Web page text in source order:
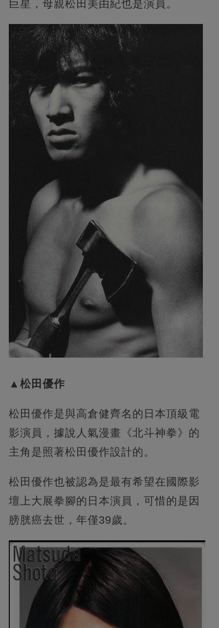
巨星，母親松田美由紀也是演員。
▲松田優作
松田優作是與高倉健齊名的日本頂級電
影演員，據說人氣漫畫《北斗神拳》的
主角是照著松田優作設計的。
松田優作也被認為是最有希望在國際影
壇上大展拳腳的日本演員，可惜的是因
膀胱癌去世，年僅39歲。